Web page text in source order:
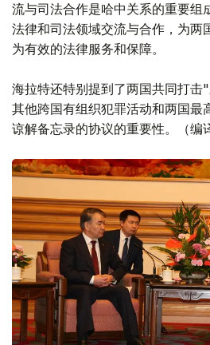
流与司法合作是哈中关系的重要组
法律和司法领域交流与合作，为两
为有效的法律服务和保障。
海拉特还特别提到了两国共同打
其他跨国有组织犯罪活动和两国最
谅解备忘录的协议的重要性。（编